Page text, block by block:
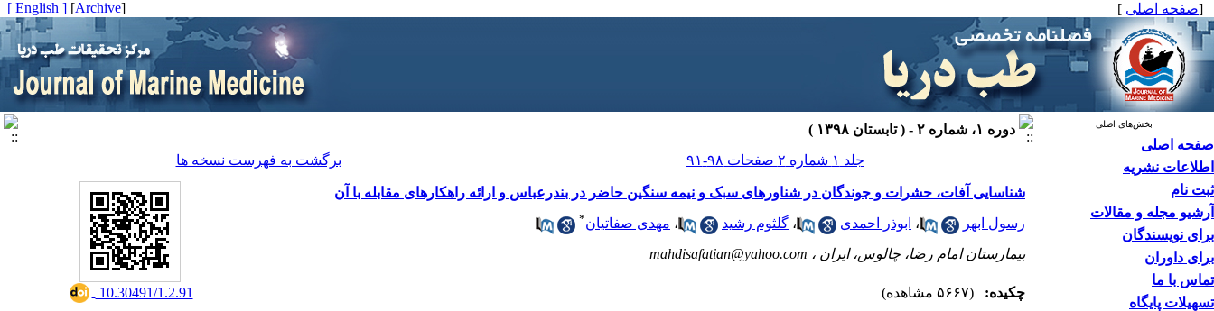
[صفحه اصلی ]
[
Archive
]
[ English ]
بخش‌های اصلی
صفحه اصلی
اطلاعات نشریه
ثبت نام
آرشیو مجله و مقالات
برای نویسندگان
برای داوران
تماس با ما
تسهیلات پایگاه
دوره ۱، شماره ۲ - ( تابستان ۱۳۹۸ )
جلد ۱ شماره ۲ صفحات ۹۸-۹۱
برگشت به فهرست نسخه ها
شناسایی آفات، حشرات و جوندگان در شناورهای سبک و نیمه سنگین حاضر در بندرعباس و ارائه راهکارهای مقابله با آن
رسول ابهر ، ابوذر احمدی ، گلثوم رشید ، مهدی صفاتیان*
بیمارستان امام رضا، چالوس، ایران ، mahdisafatian@yahoo.com
چکیده: (۵۶۶۷ مشاهده) ‎ 10.30491/1.2.91